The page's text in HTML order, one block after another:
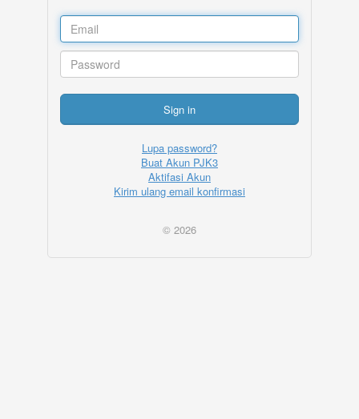
Email
Password
Sign in
Lupa password?
Buat Akun PJK3
Aktifasi Akun
Kirim ulang email konfirmasi
© 2026